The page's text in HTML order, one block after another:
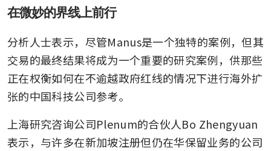
在微妙的界线上前行
分析人士表示，尽管Manus是一个独特的案例，但其
交易的最终结果将成为一个重要的研究案例，供那些
正在权衡如何在不逾越政府红线的情况下进行海外扩
张的中国科技公司参考。
上海研究咨询公司Plenum的合伙人Bo Zhengyuan
表示，与许多在新加坡注册但仍在华保留业务的公司